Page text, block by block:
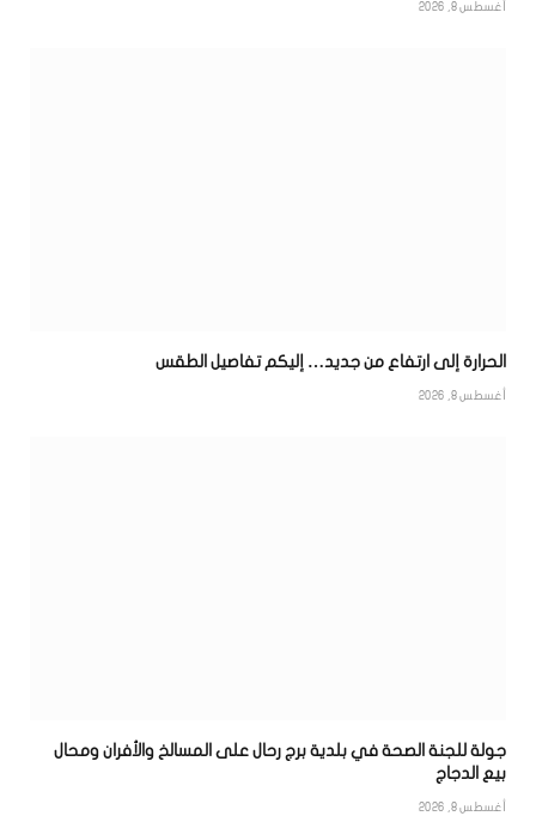
أغسطس 8, 2026
الحرارة إلى ارتفاع من جديد… إليكم تفاصيل الطقس
أغسطس 8, 2026
جولة للجنة الصحة في بلدية برج رحال على المسالخ والأفران ومحال
بيع الدجاج
أغسطس 8, 2026